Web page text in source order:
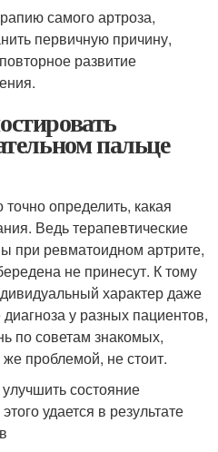
самого артроза,
первичную причину,
развитие
пальце
определить, какая
Ведь терапевтические
при ревматоидном артрите,
не принесут. К тому
характер даже
у разных пациентов,
по советам знакомых,
проблемой, не стоит.
состояние
удается в результате